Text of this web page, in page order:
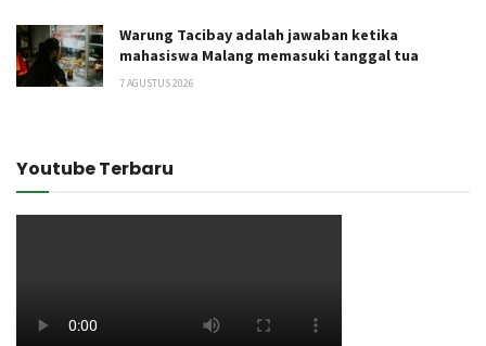
Warung Tacibay adalah jawaban ketika
mahasiswa Malang memasuki tanggal tua
7 AGUSTUS 2026
Youtube Terbaru